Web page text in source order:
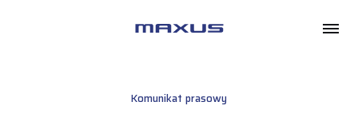
Maxus
Komunikat prasowy